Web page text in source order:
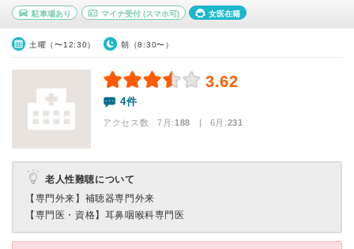
駐車場あり マイナ受付(スマホ可) 女医在籍
土曜（〜12:30） 朝（8:30〜）
3.62
4件
アクセス数 7月:188 | 6月:231
老人性難聴について
【専門外来】 補聴器専門外来
【専門医・資格】 耳鼻咽喉科専門医